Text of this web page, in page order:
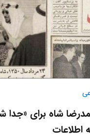
شاه برای «جدا
اطلاعات